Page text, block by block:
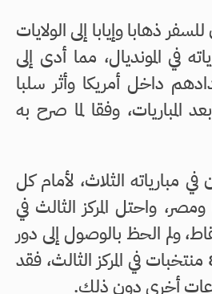
ذهابا وإيابا إلى الولايات
في المونديال، مما أدى إلى
داخل أمريكا وأثر سلبا
المباريات، وفقا لما صرح به
مبارياته الثلاث، لأمام كل
واحتل المركز الثالث في
برصيد 3 نقاط، ولم الحظ بالوصول إلى دور
الـ32 ضمن أفضل 8 منتخبات في المركز الثالث، فقد